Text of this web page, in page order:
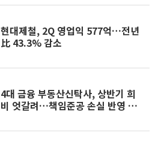
현대제철, 2Q 영업익 577억…전년
比 43.3% 감소
4대 금융 부동산신탁사, 상반기 희
비 엇갈려…책임준공 손실 반영 시